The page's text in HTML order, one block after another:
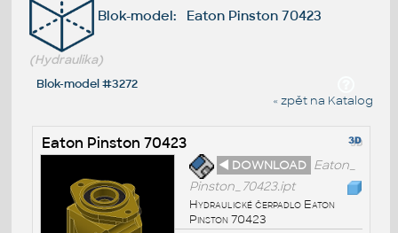
Blok-model: Eaton Pinston 70423
(Hydraulika)
Blok-model #3272
« zpět na Katalog
Eaton Pinston 70423
◄ DOWNLOAD Eaton_
Pinston_70423.ipt
Hydraulické čerpadlo Eaton
Pinston 70423